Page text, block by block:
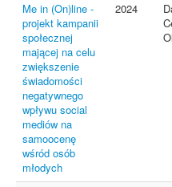
Me in (On)line -
projekt kampanii
społecznej
mającej na celu
zwiększenie
świadomości
negatywnego
wpływu social
mediów na
samoocenę
wśród osób
młodych
2024